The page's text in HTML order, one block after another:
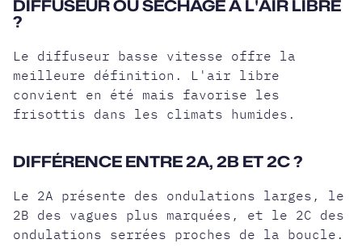
DIFFUSEUR OU SÉCHAGE À L'AIR LIBRE
?
Le diffuseur basse vitesse offre la
meilleure définition. L'air libre
convient en été mais favorise les
frisottis dans les climats humides.
DIFFÉRENCE ENTRE 2A, 2B ET 2C ?
Le 2A présente des ondulations larges, le
2B des vagues plus marquées, et le 2C des
ondulations serrées proches de la boucle.